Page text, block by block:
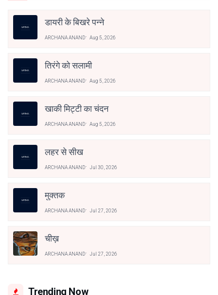
डायरी के बिखरे पन्ने
ARCHANA ANAND Aug 5, 2026
तिरंगे को सलामी
ARCHANA ANAND Aug 5, 2026
खाकी मिट्टी का चंदन
ARCHANA ANAND Aug 5, 2026
लहर से सीख
ARCHANA ANAND Jul 30, 2026
मुक्तक
ARCHANA ANAND Jul 27, 2026
चीख़
ARCHANA ANAND Jul 27, 2026
Trending Now